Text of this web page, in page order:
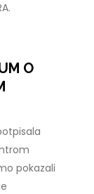
O
pokazali